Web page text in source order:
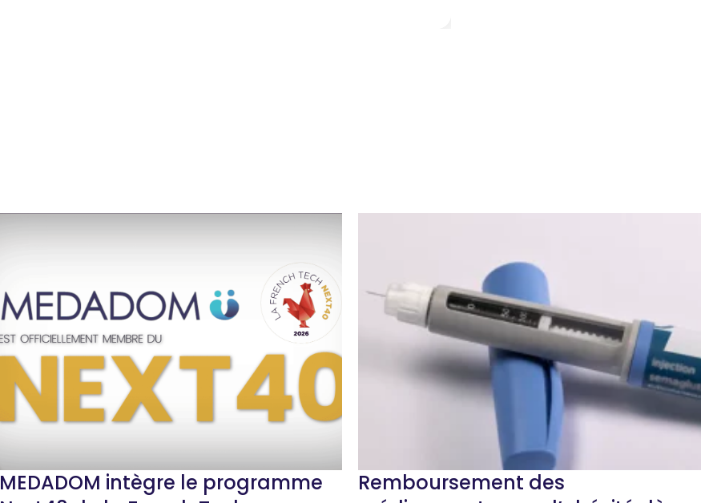
MEDADOM intègre le programme
Remboursement des